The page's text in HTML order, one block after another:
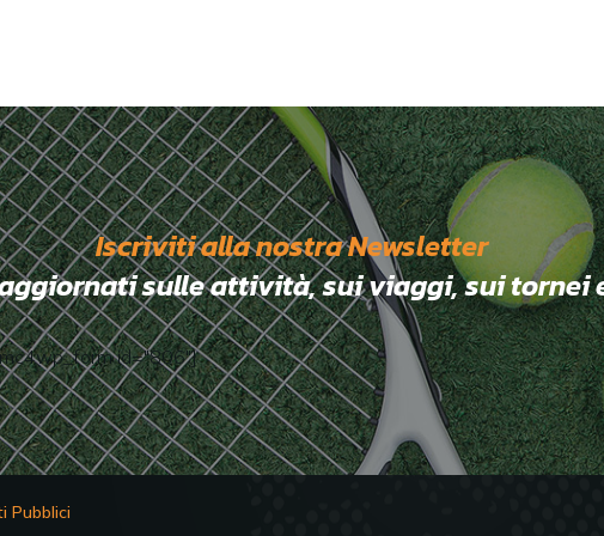
Iscriviti alla nostra Newsletter
sulle attività, sui viaggi, sui tornei
id="806"]
Pubblici